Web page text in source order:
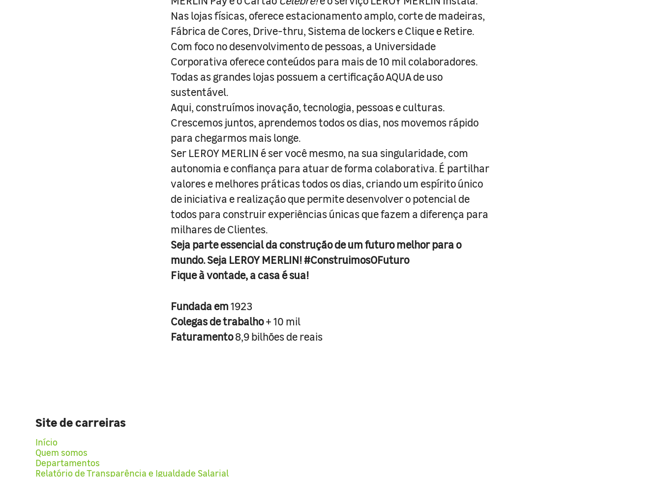
Nas lojas físicas, oferece estacionamento amplo, corte de madeiras,
Fábrica de Cores, Drive-thru, Sistema de lockers e Clique e Retire.
Com foco no desenvolvimento de pessoas, a Universidade
Corporativa oferece conteúdos para mais de 10 mil colaboradores.
Todas as grandes lojas possuem a certificação AQUA de uso
sustentável.
Aqui, construímos inovação, tecnologia, pessoas e culturas.
Crescemos juntos, aprendemos todos os dias, nos movemos rápido
para chegarmos mais longe.
Ser LEROY MERLIN é ser você mesmo, na sua singularidade, com
autonomia e confiança para atuar de forma colaborativa. É partilhar
valores e melhores práticas todos os dias, criando um espírito único
de iniciativa e realização que permite desenvolver o potencial de
todos para construir experiências únicas que fazem a diferença para
milhares de Clientes.
Seja parte essencial da construção de um futuro melhor para o
mundo. Seja LEROY MERLIN! #ConstruimosOFuturo
Fique à vontade, a casa é sua!
Fundada em1923
Colegas de trabalho+ 10 mil
Faturamento8,9 bilhões de reais
Site de carreiras
Início
Quem somos
Departamentos
Relatório de Transparência e Igualdade Salarial